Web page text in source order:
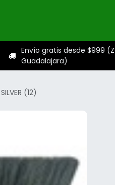
Envío gratis desde $999
Guadalajara)
(12)